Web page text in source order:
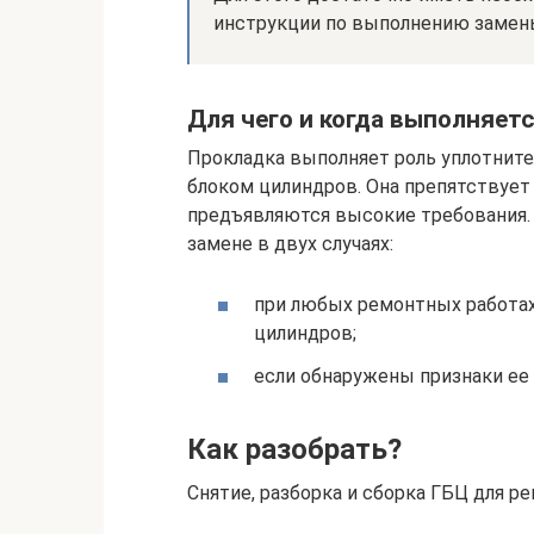
инструкции по выполнению
Для чего и когда
Прокладка выполняет роль
блоком цилиндров. Она
предъявляются высокие
замене в двух случаях:
при любых ремонтных
цилиндров;
если обнаружены признаки
Как разобрать?
Снятие, разборка и сборка ГБЦ для